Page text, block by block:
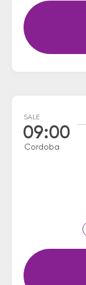
SALE
09:00
Cordoba